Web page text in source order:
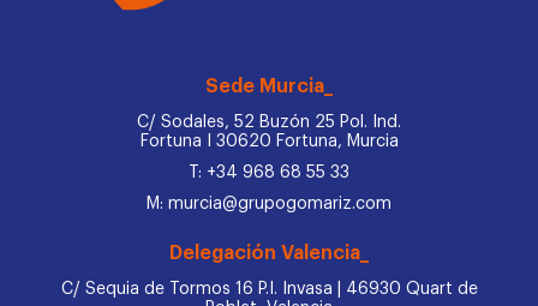
Sede Murcia_
C/ Sodales, 52 Buzón 25 Pol. Ind.
Fortuna I 30620 Fortuna, Murcia
T: +34 968 68 55 33
M: murcia@grupogomariz.com
Delegación Valencia_
C/ Sequia de Tormos 16 P.I. Invasa | 46930 Quart de